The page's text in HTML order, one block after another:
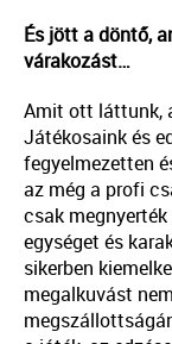
És jött a döntő,
várakozást…
Amit ott láttunk,
Játékosaink és
fegyelmezetten
az még a profi
csak
egységet és
sikerben
megalkuvást